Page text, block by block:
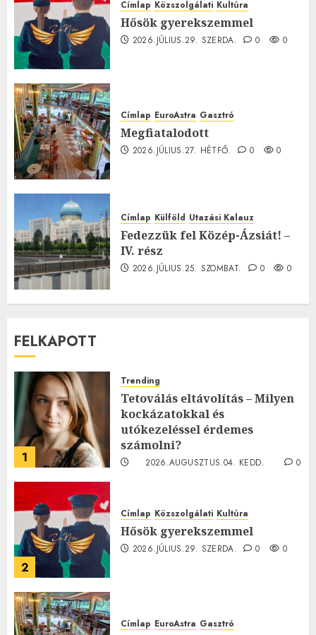
Címlap Közszolgálati Kultúra
Hősök gyerekszemmel
2026.JÚLIUS.29. SZERDA. 0 0
Címlap EuroAstra Gasztró
Megfiatalodott
2026.JÚLIUS.27. HÉTFŐ. 0 0
Címlap Külföld Utazási Kalauz
Fedezzük fel Közép-Ázsiát! –
IV. rész
2026.JÚLIUS.25. SZOMBAT. 0 0
FELKAPOTT
1
Trending
Tetoválás eltávolítás – Milyen
kockázatokkal és
utókezeléssel érdemes
számolni?
2026.AUGUSZTUS.04. KEDD.
0
2
Címlap Közszolgálati Kultúra
Hősök gyerekszemmel
2026.JÚLIUS.29. SZERDA. 0 0
Címlap EuroAstra Gasztró